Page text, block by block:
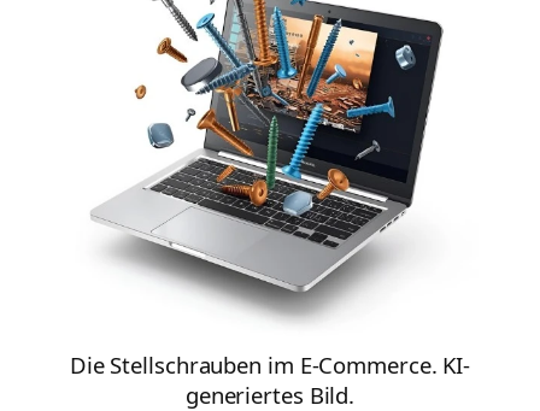
Die Stellschrauben im E-Commerce. KI-
generiertes Bild.